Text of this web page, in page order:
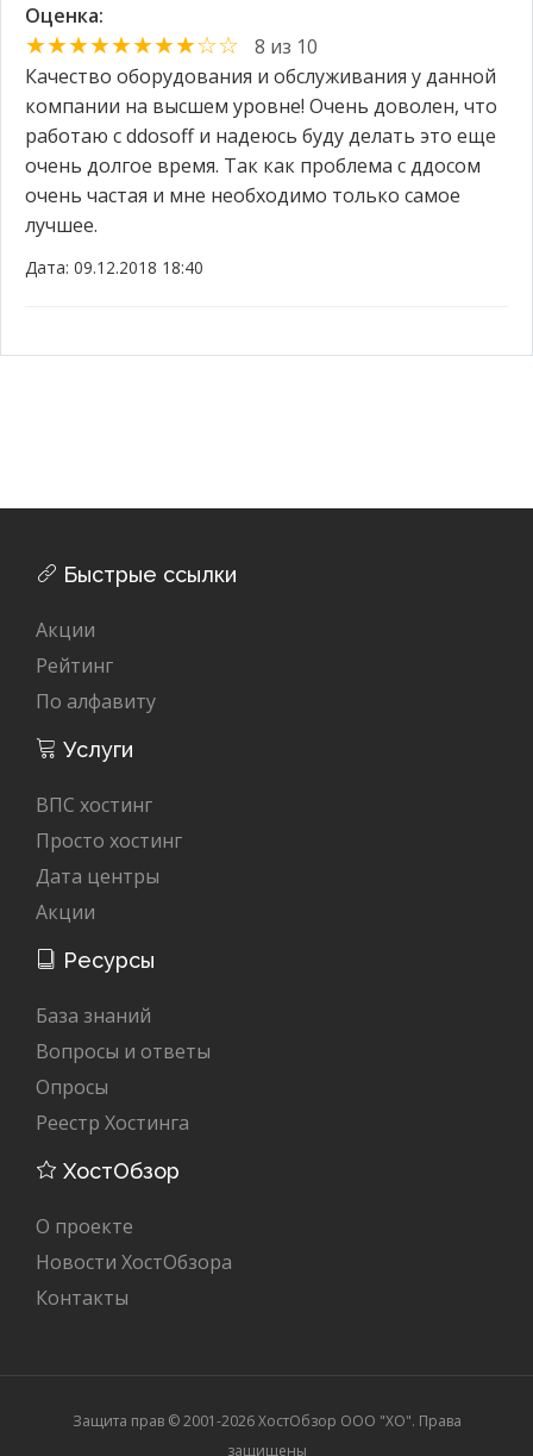
Оценка:
★★★★★★★★☆☆
8 из 10
Качество оборудования и обслуживания у данной
компании на высшем уровне! Очень доволен, что
работаю с ddosoff и надеюсь буду делать это еще
очень долгое время. Так как проблема с ддосом
очень частая и мне необходимо только самое
лучшее.
Дата: 09.12.2018 18:40
Быстрые ссылки
Акции
Рейтинг
По алфавиту
Услуги
ВПС хостинг
Просто хостинг
Дата центры
Акции
Ресурсы
База знаний
Вопросы и ответы
Опросы
Реестр Хостинга
ХостОбзор
О проекте
Новости ХостОбзора
Контакты
Защита прав © 2001-2026 ХостОбзор ООО "XO". Права
защищены